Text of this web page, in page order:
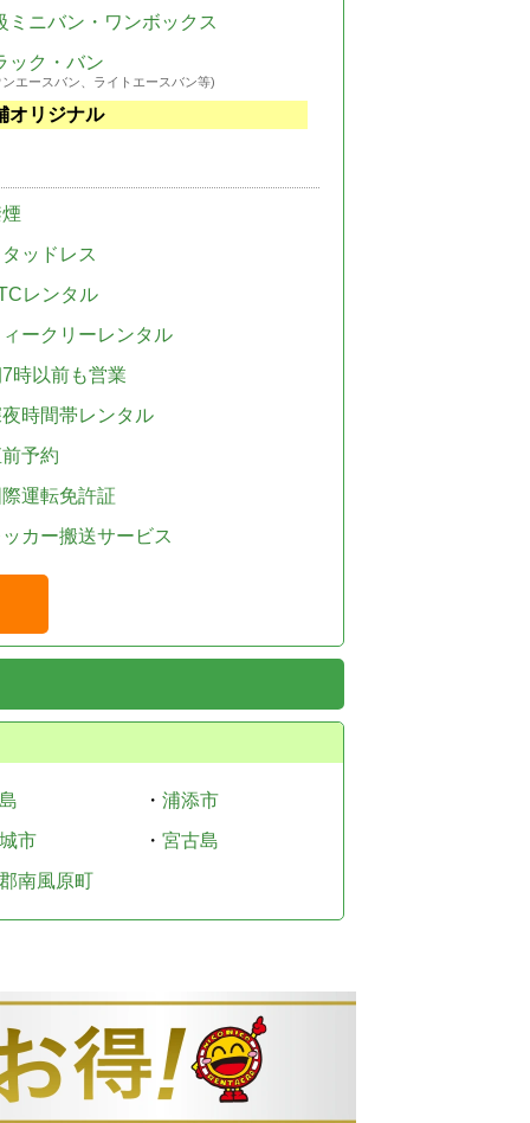
ミニバン・ワンボックス
ック・バン
エースバン、ライトエースバン等)
オリジナル
ッドレス
レンタル
ークリーレンタル
時以前も営業
時間帯レンタル
予約
運転免許証
カー搬送サービス
・ 浦添市
市
・ 宮古島
南風原町